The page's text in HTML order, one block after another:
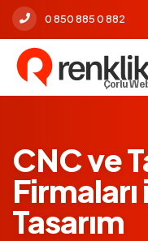
0 850 885 0 882
Çorlu
CNC ve
Tasarım